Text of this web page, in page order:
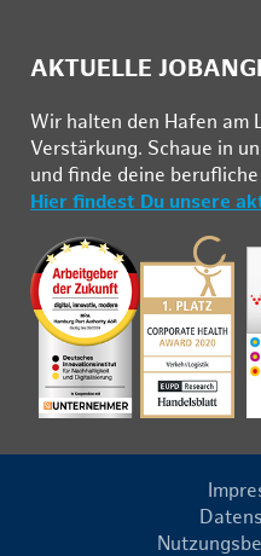
AKTUELLE
Wir hal­ten den Ha­fen am
Ver­stär­kung. Schau­e in
und fin­de deine
Hier findest Du unsere